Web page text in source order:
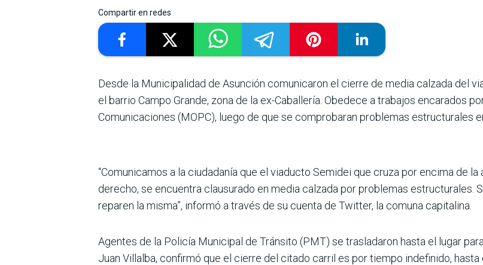
Compartir en redes
Desde la Municipa­lidad de Asunción comunicaron el cie­rre de media calzada del
el barrio Campo Grande, zona de la ex-Caballería. Obedece a trabajos encarados
Comunicaciones (MOPC), luego de que se comprobaran problemas estructurales
“Comunicamos a la ciuda­danía que el viaducto Semi­dei que cruza por encima de
derecho, se encuentra clau­surado en media calzada por problemas estructurales.
reparen la misma”, informó a través de su cuenta de Twitter, la comuna capitalina.
Agentes de la Policía Munici­pal de Tránsito (PMT) se tras­ladaron hasta el lugar
Juan Villalba, con­firmó que el cierre del citado carril es por tiempo indefinido,